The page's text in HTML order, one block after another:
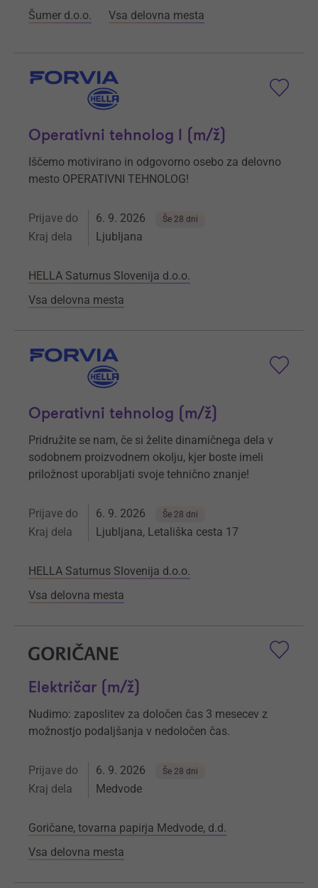
Šumer d.o.o. Vsa delovna mesta
Operativni tehnolog I (m/ž)
Iščemo motivirano in odgovorno osebo za delovno
mesto OPERATIVNI TEHNOLOG!
Prijave do 6. 9. 2026 Še 28 dni
Kraj dela Ljubljana
HELLA Saturnus Slovenija d.o.o.
Vsa delovna mesta
Operativni tehnolog (m/ž)
Pridružite se nam, če si želite dinamičnega dela v
sodobnem proizvodnem okolju, kjer boste imeli
priložnost uporabljati svoje tehnično znanje!
Prijave do 6. 9. 2026 Še 28 dni
Kraj dela Ljubljana, Letališka cesta 17
HELLA Saturnus Slovenija d.o.o.
Vsa delovna mesta
Električar (m/ž)
Nudimo: zaposlitev za določen čas 3 mesecev z
možnostjo podaljšanja v nedoločen čas.
Prijave do 6. 9. 2026 Še 28 dni
Kraj dela Medvode
Goričane, tovarna papirja Medvode, d.d.
Vsa delovna mesta